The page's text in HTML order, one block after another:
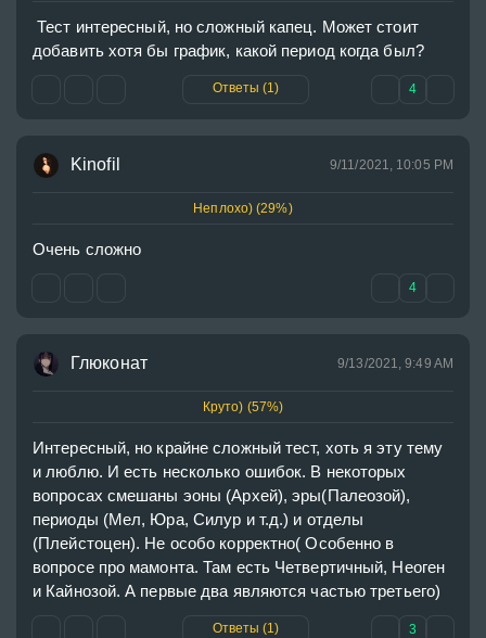
Тест интересный, но сложный капец. Может стоит
добавить хотя бы график, какой период когда был?
Ответы (1) 4
Kinofil 9/11/2021, 10:05 PM
Неплохо) (29%)
Очень сложно
4
Глюконат 9/13/2021, 9:49 AM
Круто) (57%)
Интересный, но крайне сложный тест, хоть я эту тему
и люблю. И есть несколько ошибок. В некоторых
вопросах смешаны эоны (Архей), эры(Палеозой),
периоды (Мел, Юра, Силур и т.д.) и отделы
(Плейстоцен). Не особо корректно( Особенно в
вопросе про мамонта. Там есть Четвертичный, Неоген
и Кайнозой. А первые два являются частью третьего)
Ответы (1) 3